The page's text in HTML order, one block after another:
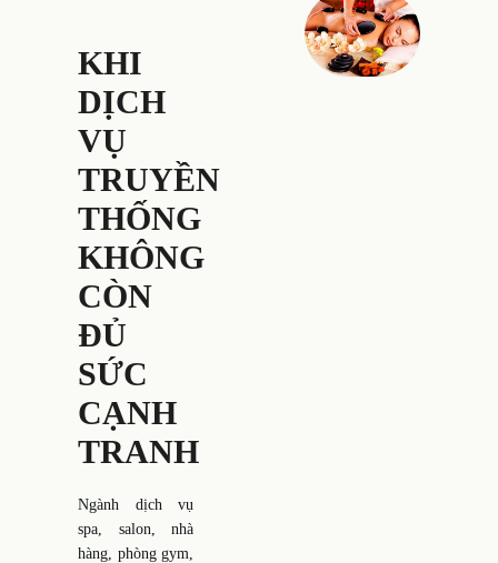
KHI
DỊCH
VỤ
TRUYỀN
THỐNG
KHÔNG
CÒN
ĐỦ
SỨC
CẠNH
TRANH
Ngành dịch vụ
spa, salon, nhà
hàng, phòng gym,